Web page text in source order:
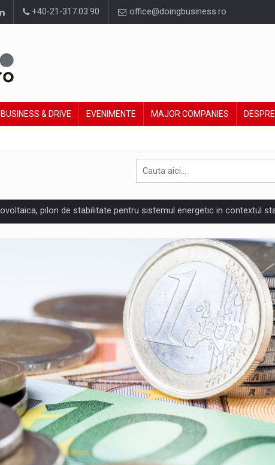
+40-21-317.03.90 office@doingbusiness.ro
BUSINESS & DRIVE EVENIMENTE MAJOR COMPANIES
pilon de stabilitate pentru sistemul energetic in contextul
sa spunem nu intr-o cultura care pedepseste granitele?
What SKU Level Tracking Reveals About Bakuchiol's Evolution
si comerciantii care nu se supun noilor reglementari UE privind
IN MISCARE
PERMANENT INCARCATE
CORPORATE COMPANIES ON THE INTERNATIONAL
COME FROM BEING THE MOST DIGITALIZED WHOLESALER IN
OUR LOVE LANGUAGE
Piatra Craiului 2026, fueled by benzinariile RO concept OSCAR –